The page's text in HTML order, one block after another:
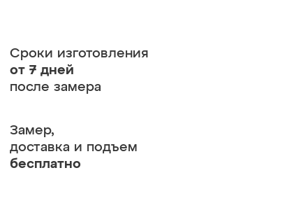
Сроки изготовления
от 7 дней
после замера
Замер,
доставка и подъем
бесплатно